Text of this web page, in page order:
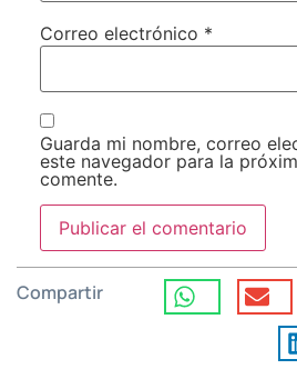
Correo electrónico *
Guarda mi nombre, correo
este navegador para la
comente.
Compartir